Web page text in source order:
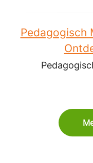
Pedagogisch